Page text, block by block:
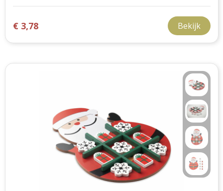
€ 3,78 Bekijk